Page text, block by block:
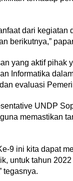
dari
berikutnya,”
yang aktif pihak
Informatika
evaluasi
UNDP
memastikan
9 ini kita dapat
untuk tahun
tegasnya.